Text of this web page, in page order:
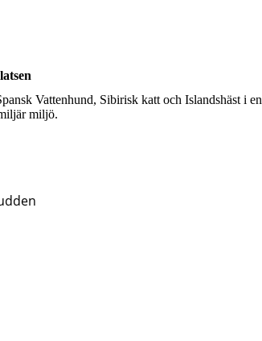
Vattenhund, Sibirisk katt och Islandshäst i en
miljö.